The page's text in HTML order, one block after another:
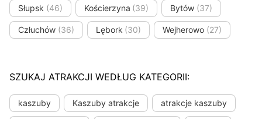
Słupsk (46) Kościerzyna (39) Bytów (37)
Człuchów (36) Lębork (30) Wejherowo (27)
SZUKAJ ATRAKCJI WEDŁUG KATEGORII:
kaszuby Kaszuby atrakcje atrakcje kaszuby